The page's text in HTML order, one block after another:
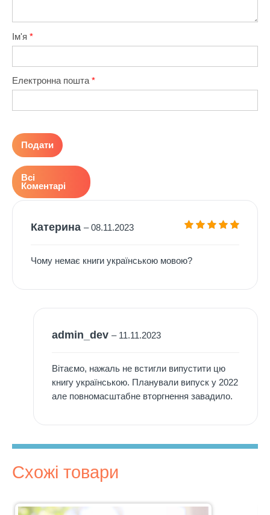
Ім'я *
Електронна пошта*
Всі
Коментарі
Катерина – 08.11.2023
Чому немає книги українською мовою?
admin_dev – 11.11.2023
Вітаємо, нажаль не встигли випустити цю
книгу українською. Планували випуск у 2022
але повномасштабне вторгнення завадило.
Схожі товари